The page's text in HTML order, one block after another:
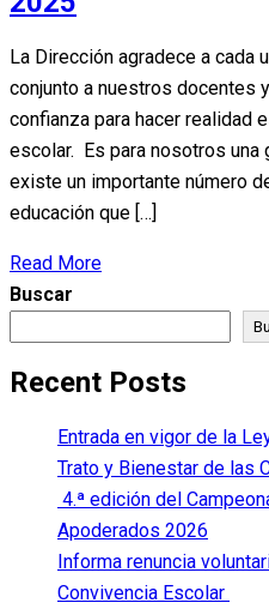
La Dirección agradece a cada
conjunto a nuestros docentes
confianza para hacer realidad
escolar. Es para nosotros una
existe un importante número
educación que […]
Read More
Buscar
Recent Posts
Entrada en vigor de la
Trato y Bienestar de las
4.ª edición del
Apoderados 2026
Informa renuncia
Convivencia Escolar